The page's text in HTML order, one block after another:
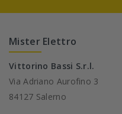
Mister Elettro
Vittorino Bassi S.r.l.
Via Adriano Aurofino 3
84127 Salerno